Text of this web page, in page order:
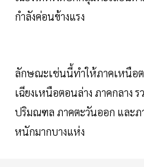
กำลังค่อนข้างแรง
ลักษณะเช่นนี้ทำให้ภาคเหนือ
เฉียงเหนือตอนล่าง ภาคกลาง
ปริมณฑล ภาคตะวันออก และ
หนักมากบางแห่ง